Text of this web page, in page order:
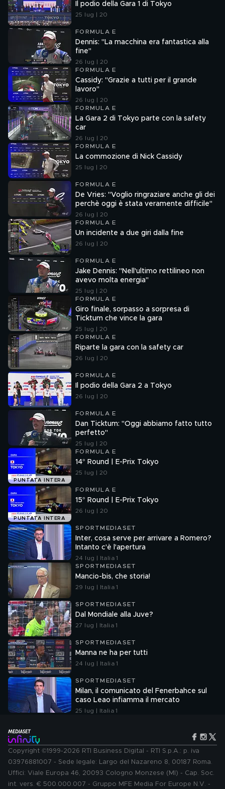
Il podio della Gara 1 di Tokyo
25 lug | 20
FORMULA E
Dennis: "La macchina era fantastica alla
fine"
26 lug | 20
FORMULA E
Cassidy: "Grazie a tutti per il grande
lavoro"
26 lug | 20
FORMULA E
La Gara 2 di Tokyo parte con la safety
car
26 lug | 20
FORMULA E
La commozione di Nick Cassidy
25 lug | 20
FORMULA E
De Vries: "Voglio ringraziare anche gli dei
perchè oggi è stata veramente difficile"
26 lug | 20
FORMULA E
Un incidente a due giri dalla fine
26 lug | 20
FORMULA E
Jake Dennis: "Nell'ultimo rettilineo non
avevo molta energia"
25 lug | 20
FORMULA E
Giro finale, sorpasso a sorpresa di
Ticktum che vince la gara
25 lug | 20
FORMULA E
Riparte la gara con la safety car
26 lug | 20
FORMULA E
Il podio della Gara 2 a Tokyo
26 lug | 20
FORMULA E
Dan Ticktum: "Oggi abbiamo fatto tutto
perfetto"
25 lug | 20
PUNTATA INTERA
FORMULA E
14° Round | E-Prix Tokyo
25 lug | 20
PUNTATA INTERA
FORMULA E
15° Round | E-Prix Tokyo
26 lug | 20
SPORTMEDIASET
Inter, cosa serve per arrivare a Romero?
Intanto c'è l'apertura
24 lug | Italia 1
SPORTMEDIASET
Mancio-bis, che storia!
29 lug | Italia 1
SPORTMEDIASET
Dal Mondiale alla Juve?
27 lug | Italia 1
SPORTMEDIASET
Manna ne ha per tutti
24 lug | Italia 1
SPORTMEDIASET
Milan, il comunicato del Fenerbahce sul
caso Leao infiamma il mercato
25 lug | Italia 1
Copyright ©1999-2026 RTI Business Digital - RTI S.p.A.: p. iva
03976881007 - Sede legale: Largo del Nazareno 8, 00187 Roma.
Uffici: Viale Europa 46, 20093 Cologno Monzese (MI) - Cap. Soc.
int. vers. € 500.000.007 - Gruppo MFE Media For Europe N.V. -